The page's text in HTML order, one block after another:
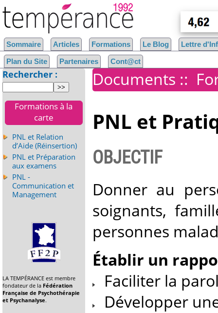
Documents ::
PNL et
OBJECTIF
Donner au
soignants,
personnes
Établir un
Faciliter la
Développer
Sommaire Articles Formations Le Blog Lettre
Plan du Site Partenaires Cont@ct
Rechercher :
Formations à la
carte
PNL et Relation
d’Aide (Réinsertion)
PNL et Préparation
aux examens
PNL -
Communication et
Management
LA TEMPÉRANCE est membre
fondateur de la Fédération
Française de Psychothérapie
et Psychanalyse.